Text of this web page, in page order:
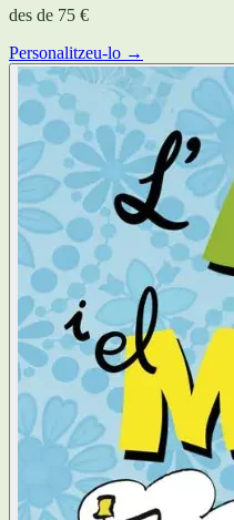
des de 75 €
Personalitzeu-lo →